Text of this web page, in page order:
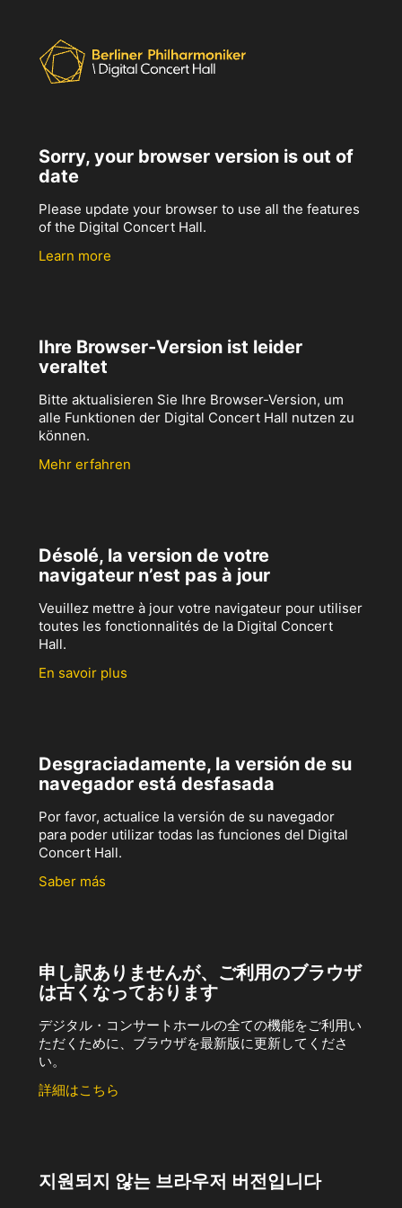
Sorry, your browser version is out of
date
Please update your browser to use all the features
of the Digital Concert Hall.
Learn more
Ihre Browser-Version ist leider
veraltet
Bitte aktualisieren Sie Ihre Browser-Version, um
alle Funktionen der Digital Concert Hall nutzen zu
können.
Mehr erfahren
Désolé, la version de votre
navigateur n’est pas à jour
Veuillez mettre à jour votre navigateur pour utiliser
toutes les fonctionnalités de la Digital Concert
Hall.
En savoir plus
Desgraciadamente, la versión de su
navegador está desfasada
Por favor, actualice la versión de su navegador
para poder utilizar todas las funciones del Digital
Concert Hall.
Saber más
申し訳ありませんが、ご利用のブラウザ
は古くなっております
デジタル・コンサートホールの全ての機能をご利用い
ただくために、ブラウザを最新版に更新してくださ
い。
詳細はこちら
지원되지 않는 브라우저 버전입니다